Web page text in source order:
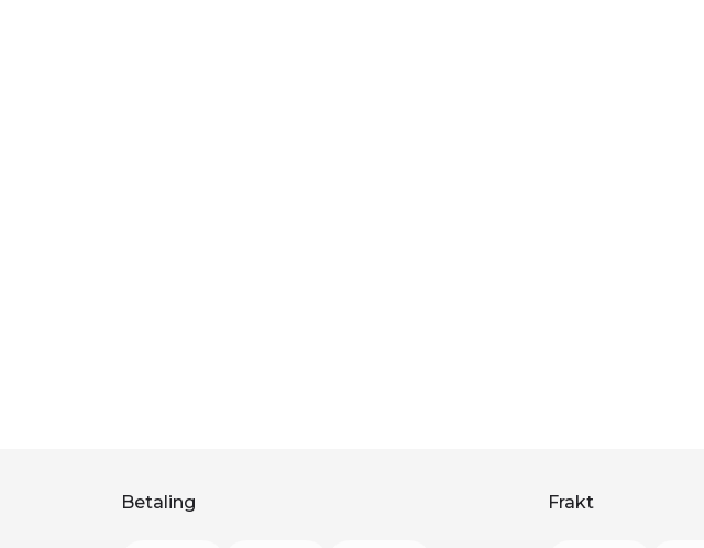
Betaling Frakt